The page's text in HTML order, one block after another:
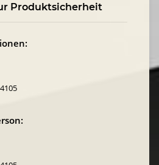
Produktsicherheit